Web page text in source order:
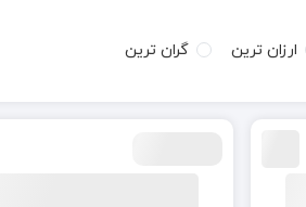
ارزان ترین گران ترین